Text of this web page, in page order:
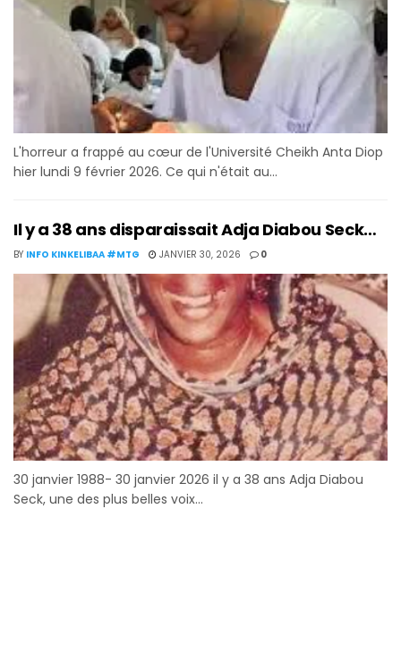
L'horreur a frappé au cœur de l'Université Cheikh Anta Diop
hier lundi 9 février 2026. Ce qui n'était au...
Il y a 38 ans disparaissait Adja Diabou Seck…
BY INFO KINKELIBAA #MTG JANVIER 30, 2026 0
30 janvier 1988- 30 janvier 2026 il y a 38 ans Adja Diabou
Seck, une des plus belles voix...